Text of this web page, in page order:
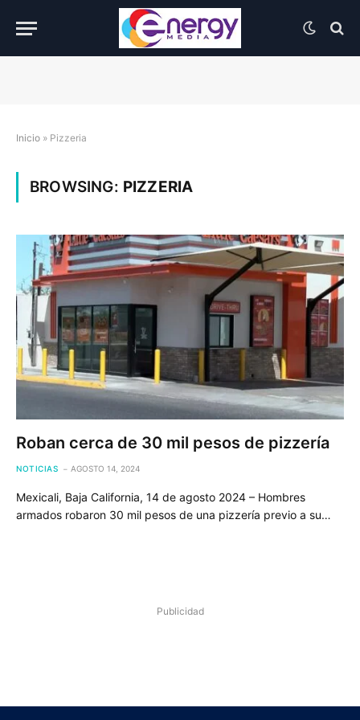
Inicio » Pizzeria
BROWSING: PIZZERIA
Roban cerca de 30 mil pesos de pizzería
NOTICIAS AGOSTO 14, 2024
Mexicali, Baja California, 14 de agosto 2024 – Hombres
armados robaron 30 mil pesos de una pizzería previo a su…
Publicidad